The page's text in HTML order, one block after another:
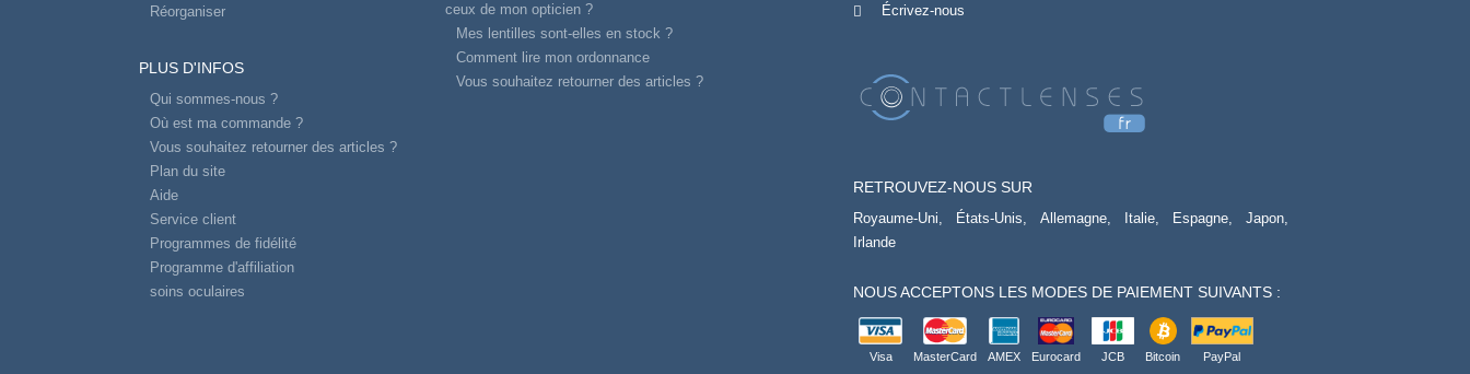
Réorganiser
PLUS D'INFOS
Qui sommes-nous ?
Où est ma commande ?
Vous souhaitez retourner des articles ?
Plan du site
Aide
Service client
Programmes de fidélité
Programme d'affiliation
soins oculaires
ceux de mon opticien ?
Mes lentilles sont-elles en stock ?
Comment lire mon ordonnance
Vous souhaitez retourner des articles ?
Écrivez-nous
RETROUVEZ-NOUS SUR
Royaume-Uni, États-Unis, Allemagne, Italie, Espagne,
Japon,
Irlande
NOUS ACCEPTONS LES MODES DE PAIEMENT SUIVANTS :
Visa MasterCard AMEX Eurocard JCB Bitcoin PayPal